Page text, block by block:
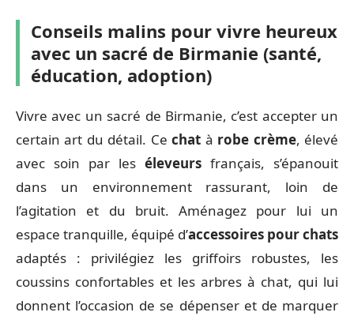
Conseils malins pour vivre heureux
avec un sacré de Birmanie (santé,
éducation, adoption)
Vivre avec un sacré de Birmanie, c’est accepter un
certain art du détail. Cechat à robe crème, élevé
avec soin par les éleveurs français, s’épanouit
dans un environnement rassurant, loin de
l’agitation et du bruit. Aménagez pour lui un
espace tranquille, équipé d’accessoires pour chats
adaptés : privilégiez les griffoirs robustes, les
coussins confortables et les arbres à chat, qui lui
donnent l’occasion de se dépenser et de marquer